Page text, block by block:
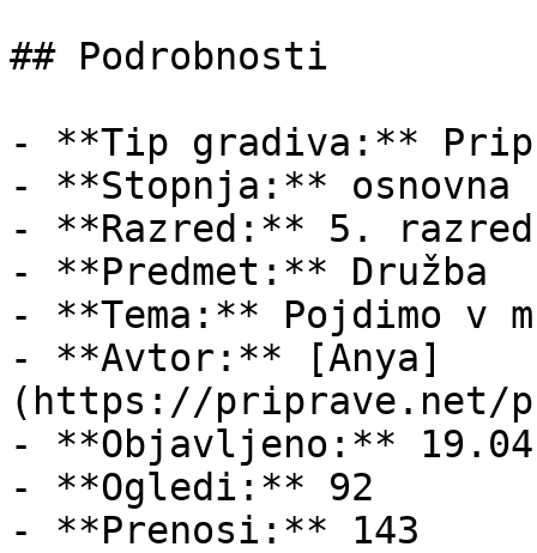
## Podrobnosti
- **Tip gradiva:**
- **Stopnja:** osnovna
- **Razred:** 5. razred
- **Predmet:** Družba
- **Tema:** Pojdimo v
- **Avtor:** [Anya]
(https://priprave.net/
- **Objavljeno:**
- **Ogledi:** 92
- **Prenosi:** 143